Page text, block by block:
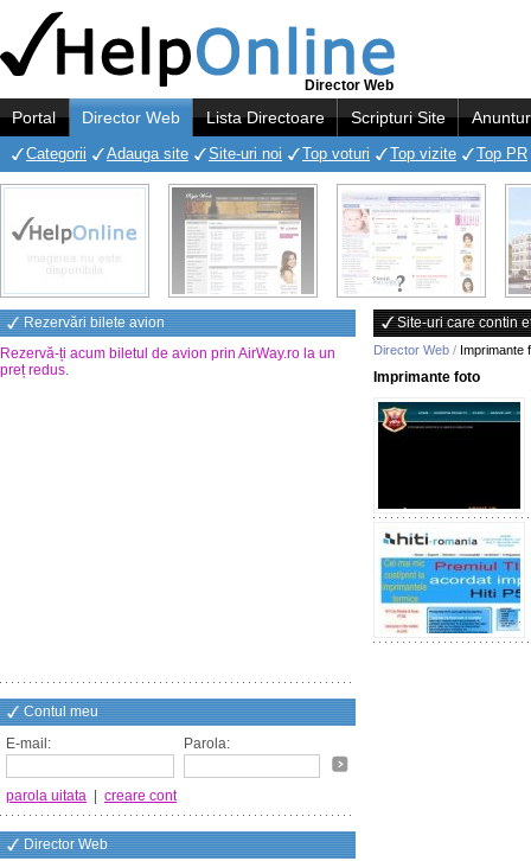
Director Web
Portal Director Web Lista Directoare Scripturi Site
Categorii Adauga site Site-uri noi Top voturi Top vizite Top PR
Rezervări bilete avion
Rezervă-ți acum biletul de avion prin AirWay.ro la un
preț redus.
Contul meu
E-mail:
Parola:
parola uitata creare cont
Director Web
Site-uri care contin
Director Web / Imprimante
Imprimante foto